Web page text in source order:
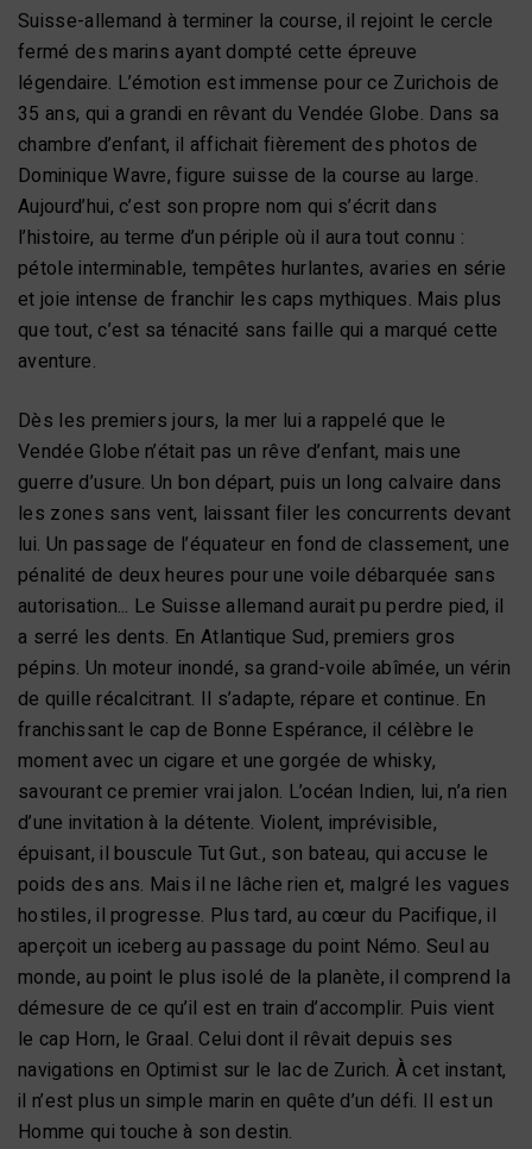
Suisse-allemand à terminer la course, il rejoint le cercle
fermé des marins ayant dompté cette épreuve
légendaire. L’émotion est immense pour ce Zurichois de
35 ans, qui a grandi en rêvant du Vendée Globe. Dans sa
chambre d’enfant, il affichait fièrement des photos de
Dominique Wavre, figure suisse de la course au large.
Aujourd’hui, c’est son propre nom qui s’écrit dans
l’histoire, au terme d’un périple où il aura tout connu :
pétole interminable, tempêtes hurlantes, avaries en série
et joie intense de franchir les caps mythiques. Mais plus
que tout, c’est sa ténacité sans faille qui a marqué cette
aventure.
Dès les premiers jours, la mer lui a rappelé que le
Vendée Globe n’était pas un rêve d’enfant, mais une
guerre d’usure. Un bon départ, puis un long calvaire dans
les zones sans vent, laissant filer les concurrents devant
lui. Un passage de l’équateur en fond de classement, une
pénalité de deux heures pour une voile débarquée sans
autorisation... Le Suisse allemand aurait pu perdre pied, il
a serré les dents. En Atlantique Sud, premiers gros
pépins. Un moteur inondé, sa grand-voile abîmée, un vérin
de quille récalcitrant. Il s’adapte, répare et continue. En
franchissant le cap de Bonne Espérance, il célèbre le
moment avec un cigare et une gorgée de whisky,
savourant ce premier vrai jalon. L’océan Indien, lui, n’a rien
d’une invitation à la détente. Violent, imprévisible,
épuisant, il bouscule Tut Gut., son bateau, qui accuse le
poids des ans. Mais il ne lâche rien et, malgré les vagues
hostiles, il progresse. Plus tard, au cœur du Pacifique, il
aperçoit un iceberg au passage du point Némo. Seul au
monde, au point le plus isolé de la planète, il comprend la
démesure de ce qu’il est en train d’accomplir. Puis vient
le cap Horn, le Graal. Celui dont il rêvait depuis ses
navigations en Optimist sur le lac de Zurich. À cet instant,
il n’est plus un simple marin en quête d’un défi. Il est un
Homme qui touche à son destin.